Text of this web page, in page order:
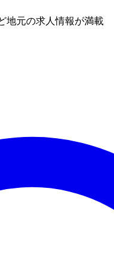
地元の求人情報が満載